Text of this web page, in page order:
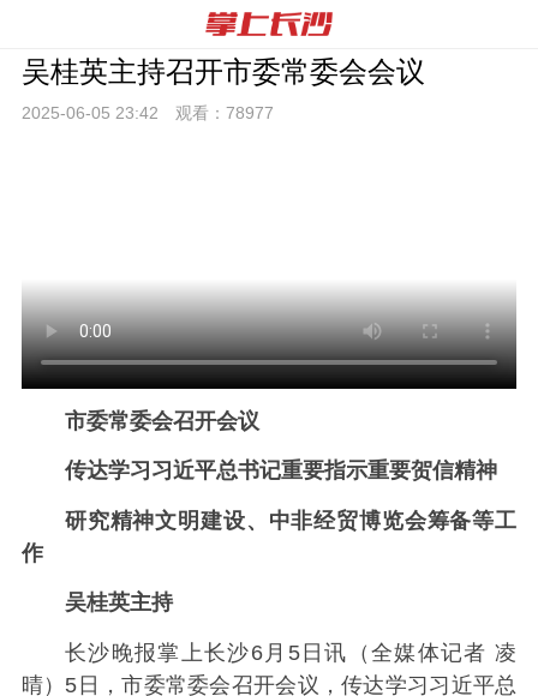
吴桂英主持召开市委常委会会议
2025-06-05 23:42 观看： 78977
市委常委会召开会议
传达学习习近平总书记重要指示重要贺信精神
研究精神文明建设、中非经贸博览会筹备等工
作
吴桂英主持
长沙晚报掌上长沙6月5日讯（全媒体记者 凌
晴）5日，市委常委会召开会议，传达学习习近平总